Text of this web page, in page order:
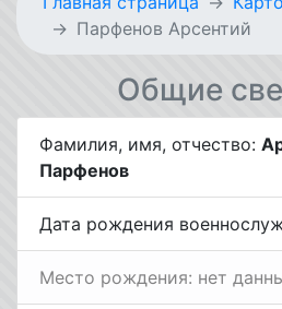
Парфенов Арсентий
Общие
Фамилия, имя, отчество:
Парфенов
Дата рождения
Место рождения: нет